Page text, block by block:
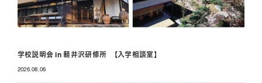
学校説明会 in 軽井沢研修所 【入学相談室】
2026.08.06